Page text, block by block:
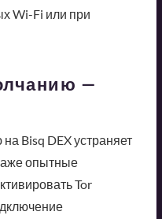
Wi-Fi или при
—
Bisq DEX устраняет
опытные
Tor